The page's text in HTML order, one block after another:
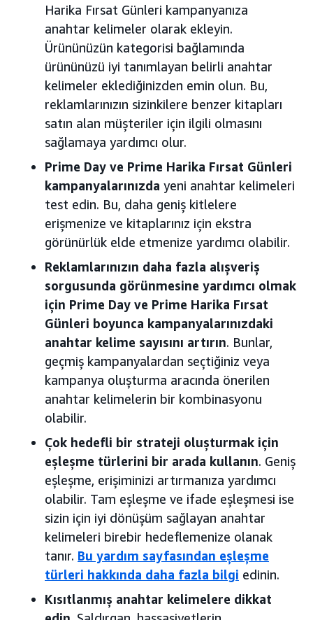
Harika Fırsat Günleri kampanyanıza
anahtar kelimeler olarak ekleyin.
Ürününüzün kategorisi bağlamında
ürününüzü iyi tanımlayan belirli anahtar
kelimeler eklediğinizden emin olun. Bu,
reklamlarınızın sizinkilere benzer kitapları
satın alan müşteriler için ilgili olmasını
sağlamaya yardımcı olur.
Prime Day ve Prime Harika Fırsat Günleri
kampanyalarınızda yeni anahtar kelimeleri
test edin. Bu, daha geniş kitlelere
erişmenize ve kitaplarınız için ekstra
görünürlük elde etmenize yardımcı olabilir.
Reklamlarınızın daha fazla alışveriş
sorgusunda görünmesine yardımcı olmak
için Prime Day ve Prime Harika Fırsat
Günleri boyunca kampanyalarınızdaki
anahtar kelime sayısını artırın. Bunlar,
geçmiş kampanyalardan seçtiğiniz veya
kampanya oluşturma aracında önerilen
anahtar kelimelerin bir kombinasyonu
olabilir.
Çok hedefli bir strateji oluşturmak için
eşleşme türlerini bir arada kullanın. Geniş
eşleşme, erişiminizi artırmanıza yardımcı
olabilir. Tam eşleşme ve ifade eşleşmesi ise
sizin için iyi dönüşüm sağlayan anahtar
kelimeleri birebir hedeflemenize olanak
tanır. Bu yardım sayfasından eşleşme
türleri hakkında daha fazla bilgi edinin.
Kısıtlanmış anahtar kelimelere dikkat